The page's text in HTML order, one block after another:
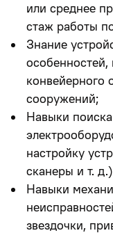
или среднее
стаж работы
Знание
особенностей,
конвейерного
сооружений;
Навыки
настройку
сканеры и т.
Навыки
звездочки,